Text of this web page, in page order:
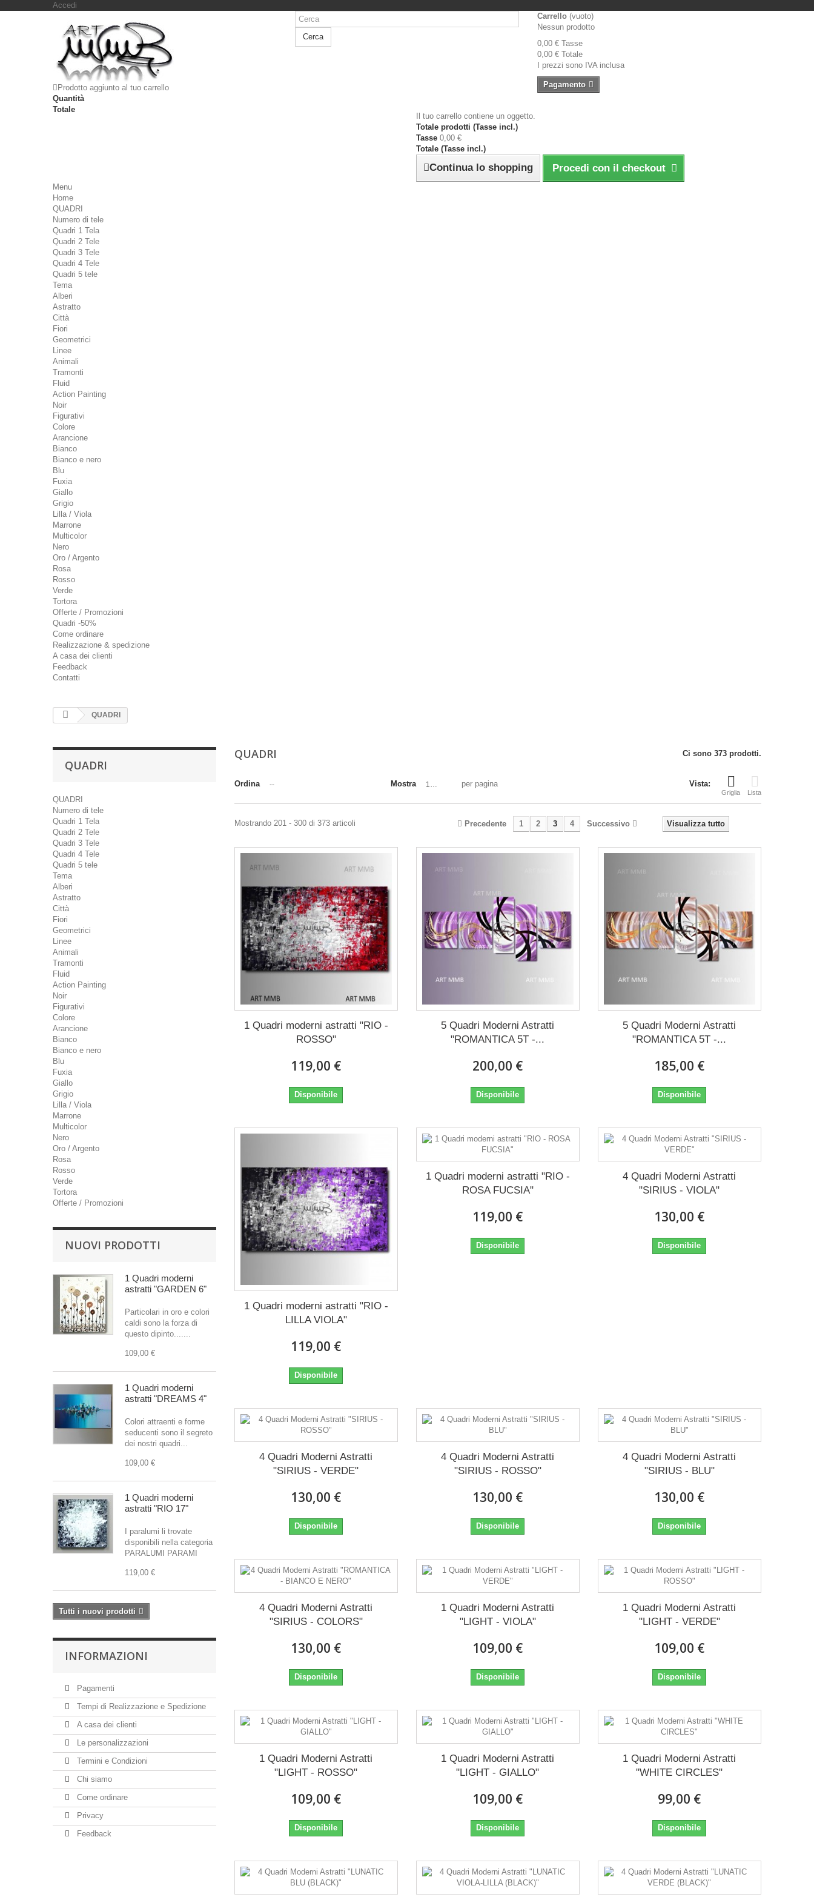
Accedi
Cerca
Carrello (vuoto)
Nessun prodotto
0,00 € Tasse
0,00 € Totale
I prezzi sono IVA inclusa
Pagamento
Prodotto aggiunto al tuo carrello
Quantità
Totale
Il tuo carrello contiene un oggetto.
Totale prodotti (Tasse incl.)
Tasse 0,00 €
Totale (Tasse incl.)
Continua lo shopping Procedi con il checkout
Menu
Home
QUADRI
Numero di tele
Quadri 1 Tela
Quadri 2 Tele
Quadri 3 Tele
Quadri 4 Tele
Quadri 5 tele
Tema
Alberi
Astratto
Città
Fiori
Geometrici
Linee
Animali
Tramonti
Fluid
Action Painting
Noir
Figurativi
Colore
Arancione
Bianco
Bianco e nero
Blu
Fuxia
Giallo
Grigio
Lilla / Viola
Marrone
Multicolor
Nero
Oro / Argento
Rosa
Rosso
Verde
Tortora
Offerte / Promozioni
Quadri -50%
Come ordinare
Realizzazione & spedizione
A casa dei clienti
Feedback
Contatti
QUADRI
QUADRI
QUADRI
Numero di tele
Quadri 1 Tela
Quadri 2 Tele
Quadri 3 Tele
Quadri 4 Tele
Quadri 5 tele
Tema
Alberi
Astratto
Città
Fiori
Geometrici
Linee
Animali
Tramonti
Fluid
Action Painting
Noir
Figurativi
Colore
Arancione
Bianco
Bianco e nero
Blu
Fuxia
Giallo
Grigio
Lilla / Viola
Marrone
Multicolor
Nero
Oro / Argento
Rosa
Rosso
Verde
Tortora
Offerte / Promozioni
NUOVI PRODOTTI
1 Quadri moderni
astratti "GARDEN 6"
Particolari in oro e colori
caldi sono la forza di
questo dipinto.......
109,00 €
1 Quadri moderni
astratti "DREAMS 4"
Colori attraenti e forme
seducenti sono il segreto
dei nostri quadri...
109,00 €
1 Quadri moderni
astratti "RIO 17"
I paralumi li trovate
disponibili nella categoria
PARALUMI PARAMI
119,00 €
Tutti i nuovi prodotti
INFORMAZIONI
Pagamenti
Tempi di Realizzazione e Spedizione
A casa dei clienti
Le personalizzazioni
Termini e Condizioni
Chi siamo
Come ordinare
Privacy
Feedback
QUADRI Ci sono 373 prodotti.
Vista:
Griglia Lista
Ordina -- Mostra 100 per pagina
Visualizza tutto
Precedente 1 2 3 4 Successivo
Mostrando 201 - 300 di 373 articoli
1 Quadri moderni astratti "RIO -
ROSSO"
119,00 €
Disponibile
5 Quadri Moderni Astratti
"ROMANTICA 5T -...
200,00 €
Disponibile
5 Quadri Moderni Astratti
"ROMANTICA 5T -...
185,00 €
Disponibile
1 Quadri moderni astratti "RIO -
LILLA VIOLA"
119,00 €
Disponibile
1 Quadri moderni astratti "RIO -
ROSA FUCSIA"
119,00 €
Disponibile
4 Quadri Moderni Astratti
"SIRIUS - VIOLA"
130,00 €
Disponibile
4 Quadri Moderni Astratti
"SIRIUS - VERDE"
130,00 €
Disponibile
4 Quadri Moderni Astratti
"SIRIUS - ROSSO"
130,00 €
Disponibile
4 Quadri Moderni Astratti
"SIRIUS - BLU"
130,00 €
Disponibile
4 Quadri Moderni Astratti
"SIRIUS - COLORS"
130,00 €
Disponibile
1 Quadri Moderni Astratti
"LIGHT - VIOLA"
109,00 €
Disponibile
1 Quadri Moderni Astratti
"LIGHT - VERDE"
109,00 €
Disponibile
1 Quadri Moderni Astratti
"LIGHT - ROSSO"
109,00 €
Disponibile
1 Quadri Moderni Astratti
"LIGHT - GIALLO"
109,00 €
Disponibile
1 Quadri Moderni Astratti
"WHITE CIRCLES"
99,00 €
Disponibile